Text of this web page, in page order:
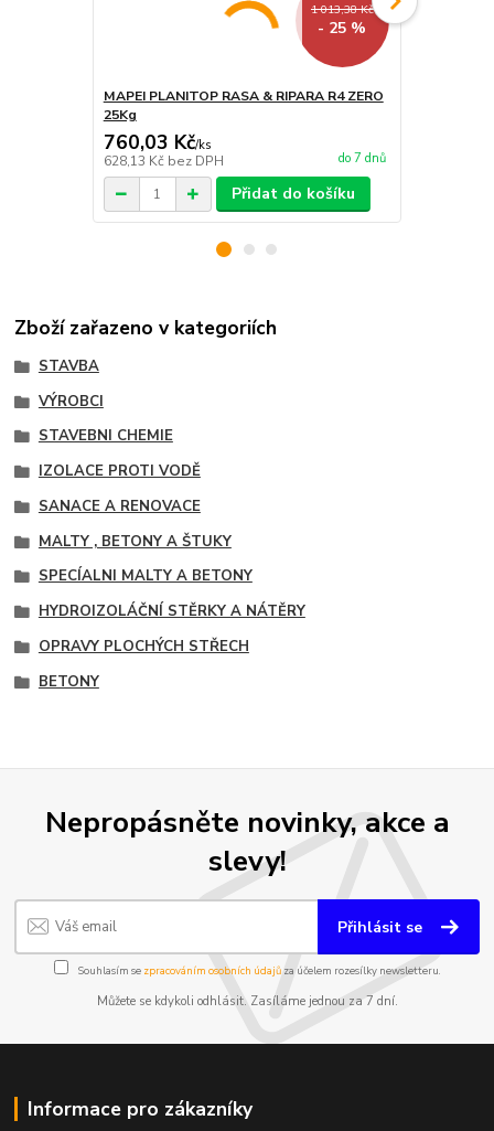
1 013,38 Kč
- 25 %
MAPEI PLANITOP RASA & RIPARA R4 ZERO
25Kg
760,03 Kč/ks
628,13 Kč bez DPH do 7 dnů
Přidat do košíku
Zboží zařazeno v kategoriích
STAVBA
VÝROBCI
STAVEBNI CHEMIE
IZOLACE PROTI VODĚ
SANACE A RENOVACE
MALTY , BETONY A ŠTUKY
SPECÍALNI MALTY A BETONY
HYDROIZOLÁČNÍ STĚRKY A NÁTĚRY
OPRAVY PLOCHÝCH STŘECH
BETONY
Nepropásněte novinky, akce a
slevy!
Přihlásit se
Souhlasím se zpracováním osobních údajůza účelem rozesílky newsletteru.
Můžete se kdykoli odhlásit. Zasíláme jednou za 7 dní.
Informace pro zákazníky